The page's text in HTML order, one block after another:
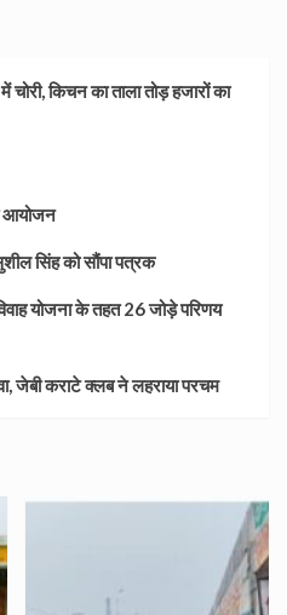
चोरी, किचन का ताला तोड़ हजारों का
आयोजन
सिंह को सौंपा पत्रक
योजना के तहत 26 जोड़े परिणय
जेबी कराटे क्लब ने लहराया परचम